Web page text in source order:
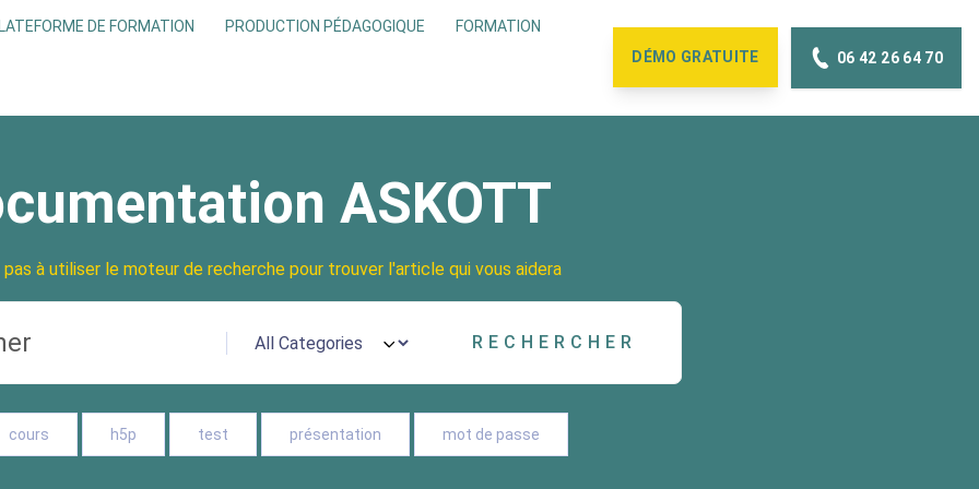
DE FORMATION PRODUCTION PÉDAGOGIQUE FORMATION
DÉMO GRATUITE 06 42 26 64 70
ASKOTT
à utiliser le moteur de recherche pour trouver l'article qui vous aidera
cours h5p test présentation mot de passe